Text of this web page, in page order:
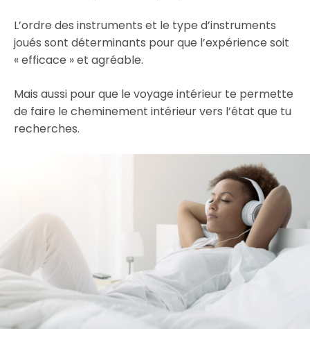
L’ordre des instruments et le type d’instruments
joués sont déterminants pour que l’expérience soit
« efficace » et agréable.
Mais aussi pour que le voyage intérieur te permette
de faire le cheminement intérieur vers l’état que tu
recherches.